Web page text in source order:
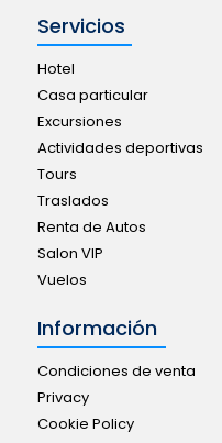
Servicios
Hotel
Casa particular
Excursiones
Actividades deportivas
Tours
Traslados
Renta de Autos
Salon VIP
Vuelos
Información
Condiciones de venta
Privacy
Cookie Policy